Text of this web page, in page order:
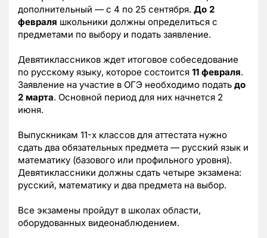
дополнительный — с 4 по 25 сентября. До 2
февраля школьники должны определиться с
предметами по выбору и подать заявление.
Девятиклассников ждет итоговое собеседование
по русскому языку, которое состоится 11 февраля.
Заявление на участие в ОГЭ необходимо подать до
2 марта. Основной период для них начнется 2
июня.
Выпускникам 11-х классов для аттестата нужно
сдать два обязательных предмета — русский язык и
математику (базового или профильного уровня).
Девятиклассники должны сдать четыре экзамена:
русский, математику и два предмета на выбор.
Все экзамены пройдут в школах области,
оборудованных видеонаблюдением.